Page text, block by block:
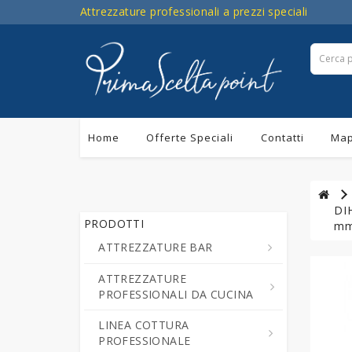
Attrezzature professionali a prezzi speciali
Home Offerte Speciali Contatti
PRODOTTI
ATTREZZATURE BAR
Centrifughe ed Estrattori a
Freddo di Succo di Frutta e
Cioccolatiere - Erogatori di
ATTREZZATURE
PROFESSIONALI DA CUCINA
Cutter da Cucina
Professionali
LINEA COTTURA
PROFESSIONALE